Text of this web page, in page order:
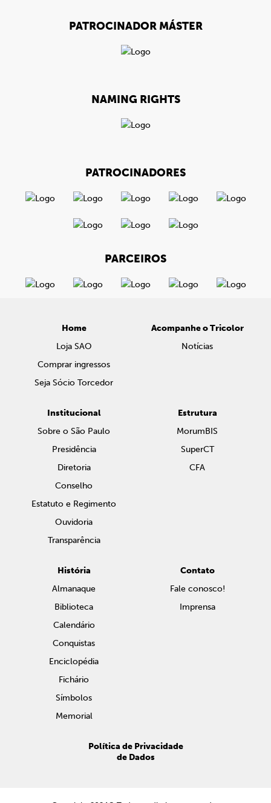
PATROCINADOR MÁSTER
NAMING RIGHTS
PATROCINADORES
PARCEIROS
Home
Loja SAO
Comprar ingressos
Seja Sócio Torcedor
Acompanhe o Tricolor
Notícias
Institucional
Sobre o São Paulo
Presidência
Diretoria
Conselho
Estatuto e Regimento
Ouvidoria
Transparência
Estrutura
MorumBIS
SuperCT
CFA
História
Almanaque
Biblioteca
Calendário
Conquistas
Enciclopédia
Fichário
Símbolos
Memorial
Contato
Fale conosco!
Imprensa
Política de Privacidade
de Dados